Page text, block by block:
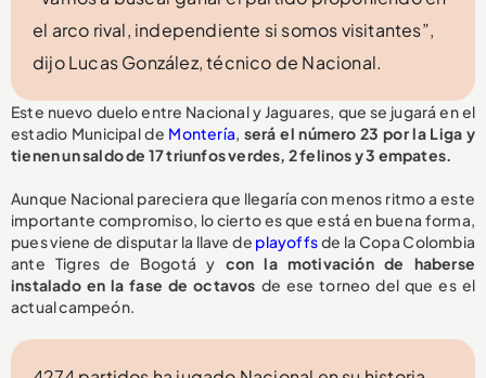
el arco rival, independiente si somos visitantes”,
dijo Lucas González, técnico de Nacional.
Este nuevo duelo entre Nacional y Jaguares, que se jugará en el
estadio Municipal de Montería, será el número 23 por la Liga y
tienen un saldo de 17 triunfos verdes, 2 felinos y 3 empates.
Aunque Nacional pareciera que llegaría con menos ritmo a este
importante compromiso, lo cierto es que está en buena forma,
pues viene de disputar la llave de playoffsde la Copa Colombia
ante Tigres de Bogotá y con la motivación de haberse
instalado en la fase de octavos de ese torneo del que es el
actual campeón.